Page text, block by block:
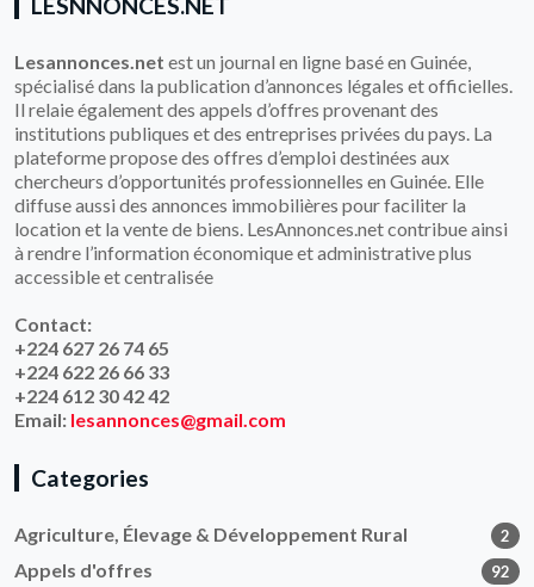
Lesannonces.net est un journal en ligne basé en Guinée,
spécialisé dans la publication d’annonces légales et officielles.
Il relaie également des appels d’offres provenant des
institutions publiques et des entreprises privées du pays. La
plateforme propose des offres d’emploi destinées aux
chercheurs d’opportunités professionnelles en Guinée. Elle
diffuse aussi des annonces immobilières pour faciliter la
location et la vente de biens. LesAnnonces.net contribue ainsi
à rendre l’information économique et administrative plus
accessible et centralisée
Contact:
+224 627 26 74 65
+224 622 26 66 33
+224 612 30 42 42
Email: lesannonces@gmail.com
Categories
Agriculture, Élevage & Développement Rural 2
Appels d'offres 92